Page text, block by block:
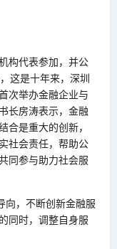
构代表参加，并公
这是十年来，深圳
次举办金融企业与
长房涛表示，金融
合是重大的创新，
社会责任，帮助公
同参与助力社会服
向，不断创新金融服
同时，调整自身服